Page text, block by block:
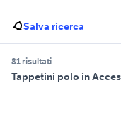
Salva ricerca
81 risultati
Tappetini polo in